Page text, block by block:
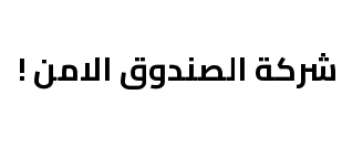
الصندوق الامن !